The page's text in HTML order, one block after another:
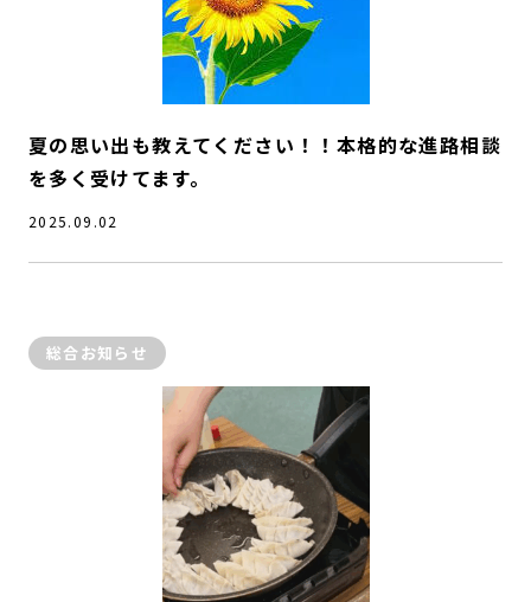
夏の思い出も教えてください！！本格的な進路相談
を多く受けてます。
2025.09.02
総合お知らせ